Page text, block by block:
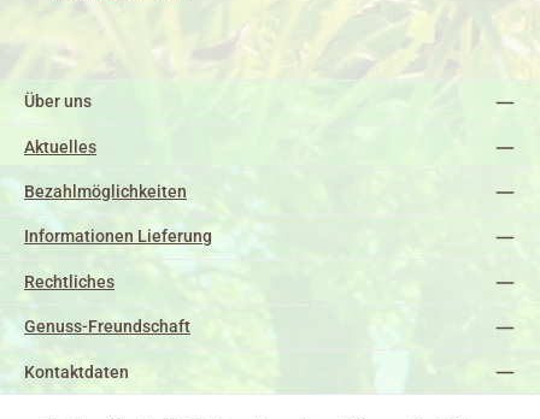
Über uns
Aktuelles
Bezahlmöglichkeiten
Informationen Lieferung
Rechtliches
Genuss-Freundschaft
Kontaktdaten